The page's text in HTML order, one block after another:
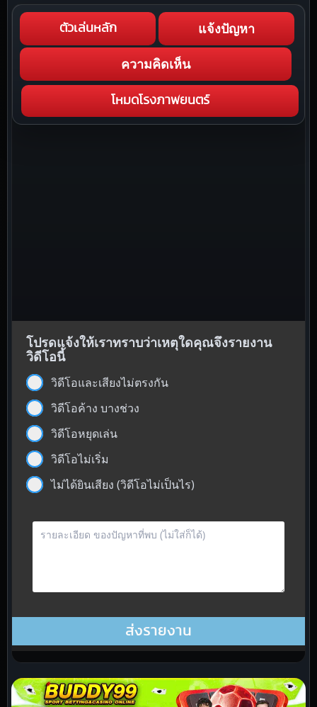
ตัวเล่นหลัก แจ้งปัญหา
ความคิดเห็น
โหมดโรงภาพยนตร์
โปรดแจ้งให้เราทราบว่าเหตุใดคุณจึงรายงาน
วิดีโอนี้
วิดีโอและเสียงไม่ตรงกัน
วิดีโอค้าง บางช่วง
วิดีโอหยุดเล่น
วิดีโอไม่เริ่ม
ไม่ได้ยินเสียง (วิดีโอไม่เป็นไร)